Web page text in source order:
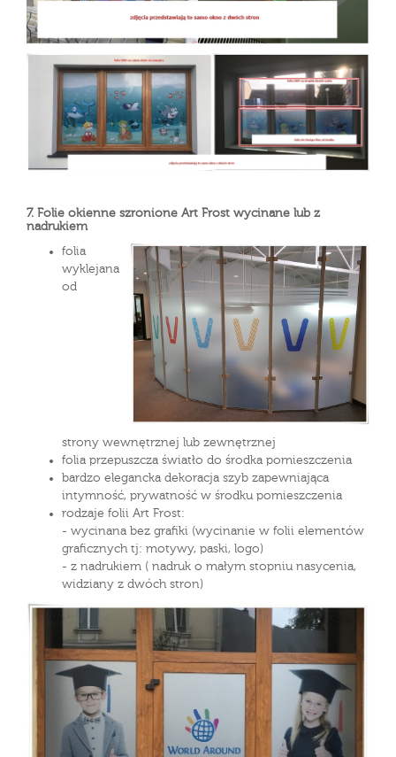
7. Folie okienne szronione Art Frost wycinane lub z
nadrukiem
folia
wyklejana
od
strony wewnętrznej lub zewnętrznej
folia przepuszcza światło do środka pomieszczenia
bardzo elegancka dekoracja szyb zapewniająca
intymność, prywatność w środku pomieszczenia
rodzaje folii Art Frost:
- wycinana bez grafiki (wycinanie w folii elementów
graficznych tj: motywy, paski, logo)
- z nadrukiem ( nadruk o małym stopniu nasycenia,
widziany z dwóch stron)